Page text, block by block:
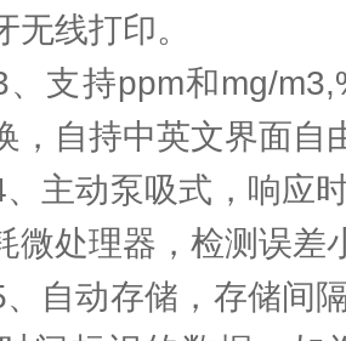
无线打印。
持ppm和mg/
，自持中英文界面自
动泵吸式，响应时
微处理器，检测误差
动存储，存储间隔